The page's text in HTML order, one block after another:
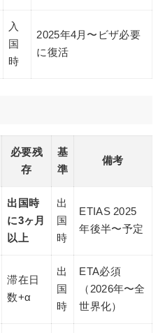
入
国
時
2025年4月〜ビザ必要
に復活
必要残
存
基
準
備考
出国時
に3ヶ月
以上
出
国
時
ETIAS 2025
年後半〜予定
滞在日
数+α
出
国
時
ETA必須
（2026年〜全
世界化）